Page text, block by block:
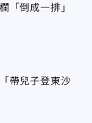
「倒成一排」
帶兒子登東沙